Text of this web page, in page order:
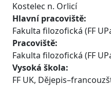
Kostelec n. Orlicí
Hlavní pracoviště:
Fakulta filozofická (FF
Pracoviště:
Fakulta filozofická (FF
Vysoká škola:
FF UK,